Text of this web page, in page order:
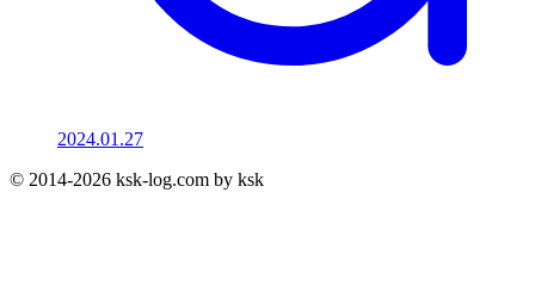
2024.01.27
© 2014-2026 ksk-log.com by ksk